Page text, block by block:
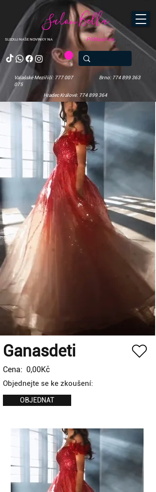
SLEDUJ NAŠE NOVINKY NA
Salon Bella
Valašské Meziříčí: 777 007
075
Brno: 774 899 363
Hradec Králové: 774 899 364
Přihlásit se
Ganasdeti
Cena: 0,00Kč
Objednejte se ke zkoušení:
OBJEDNAT